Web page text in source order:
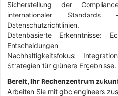
Sicherstellung der
internationaler
Datenschutzrichtlinien.
Datenbasierte Erkenntnisse:
Entscheidungen.
Nachhaltigkeitsfokus:
Strategien für grünere Ergebnisse.
Bereit, Ihr Rechenzentrum
Arbeiten Sie mit gbc engineers